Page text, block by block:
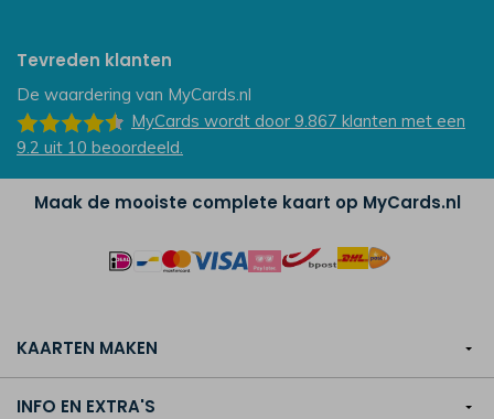
Tevreden klanten
De waardering van MyCards.nl
MyCards wordt door 9.867 klanten met een
9.2 uit 10 beoordeeld.
Maak de mooiste complete kaart op MyCards.nl
KAARTEN MAKEN
INFO EN EXTRA'S